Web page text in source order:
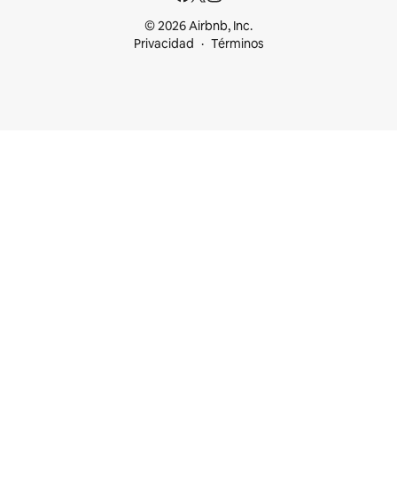
© 2026 Airbnb, Inc.
Privacidad
Términos